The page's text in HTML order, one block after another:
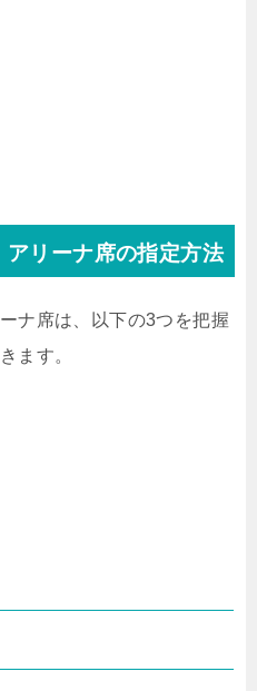
リーナ席の指定方法
ナ席は、以下の3つを把握
ます。